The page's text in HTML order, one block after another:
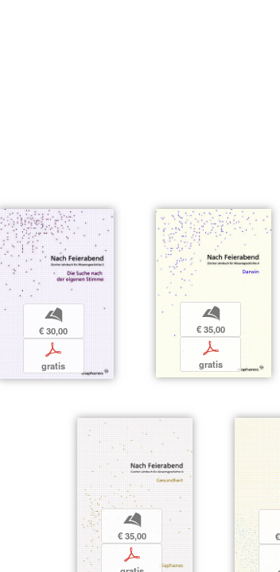
b
€ 30,00
p
gratis
b
€ 35,00
p
gratis
b
€ 35,00
p